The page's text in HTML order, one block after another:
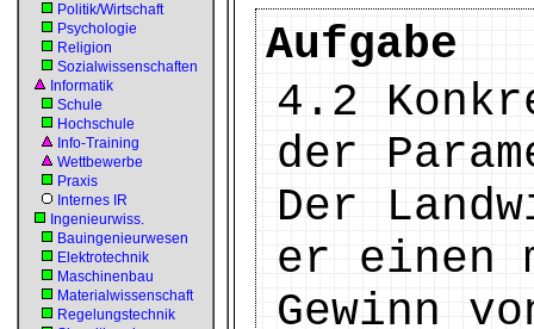
Politik/Wirtschaft
Psychologie
Religion
Sozialwissenschaften
Informatik
Schule
Hochschule
Info-Training
Wettbewerbe
Praxis
Internes IR
Ingenieurwiss.
Bauingenieurwesen
Elektrotechnik
Maschinenbau
Materialwissenschaft
Regelungstechnik
Aufgabe
4.2
der
Der
er einen
Gewinn